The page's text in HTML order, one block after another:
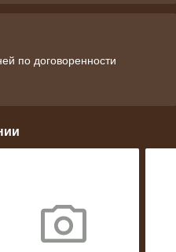
по договоренности